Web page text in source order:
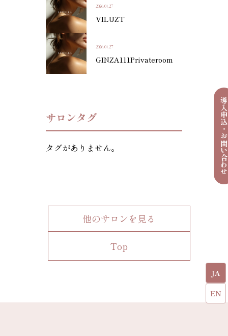
導入申込・
JA
EN
2026.01.27
VILUZT
2026.01.27
GINZA111Privateroom
サロンタグ
タグがありません。
他のサロンを見る
Top